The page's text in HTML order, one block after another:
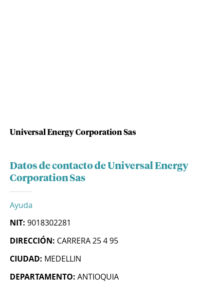
Universal Energy Corporation Sas
Datos de contacto de Universal Energy
Corporation Sas
Ayuda
NIT: 9018302281
DIRECCIÓN: CARRERA 25 4 95
CIUDAD: MEDELLIN
DEPARTAMENTO: ANTIOQUIA